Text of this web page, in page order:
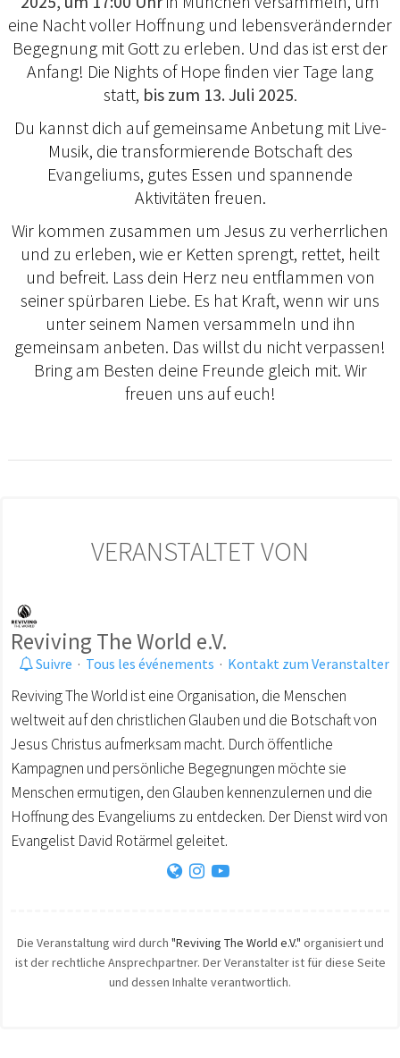
eine Nacht voller Hoffnung und lebensverändernder
Begegnung mit Gott zu erleben. Und das ist erst der
Anfang! Die Nights of Hope finden vier Tage lang
statt, bis zum 13. Juli 2025.
Du kannst dich auf gemeinsame Anbetung mit Live-
Musik, die transformierende Botschaft des
Evangeliums, gutes Essen und spannende
Aktivitäten freuen.
Wir kommen zusammen um Jesus zu verherrlichen
und zu erleben, wie er Ketten sprengt, rettet, heilt
und befreit. Lass dein Herz neu entflammen von
seiner spürbaren Liebe. Es hat Kraft, wenn wir uns
unter seinem Namen versammeln und ihn
gemeinsam anbeten. Das willst du nicht verpassen!
Bring am Besten deine Freunde gleich mit. Wir
freuen uns auf euch!
VERANSTALTET VON
Reviving The World e.V.
Suivre · Tous les événements · Kontakt zum Veranstalter
Reviving The World ist eine Organisation, die Menschen
weltweit auf den christlichen Glauben und die Botschaft von
Jesus Christus aufmerksam macht. Durch öffentliche
Kampagnen und persönliche Begegnungen möchte sie
Menschen ermutigen, den Glauben kennenzulernen und die
Hoffnung des Evangeliums zu entdecken. Der Dienst wird von
Evangelist David Rotärmel geleitet.
Die Veranstaltung wird durch "Reviving The World e.V." organisiert und
ist der rechtliche Ansprechpartner. Der Veranstalter ist für diese Seite
und dessen Inhalte verantwortlich.